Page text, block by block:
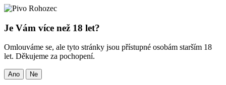
Je Vám více než 18 let?
Omlouváme se, ale tyto stránky jsou přístupné osobám starším 18
let. Děkujeme za pochopení.
Ano Ne